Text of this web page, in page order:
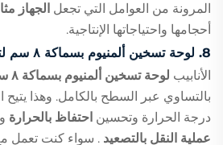
المرونة من العوامل التي تجعل الجهاز
أحجامها واحتياجاتها الإنتاجية.
8. لوحة تسخين ألمنيوم بسماكة ٨ سم لتحقيق انتظام الحرارة
الأنابيب لوحة تسخين ألمنيوم بسماكة ٨ سم
بالتساوي عبر السطح بالكامل. وهذا
درجة الحرارة وتحسين احتفاظ بالحرارة
عملية النقل بالتصعيد . سواء كنت تعمل